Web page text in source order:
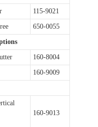
115-9021
650-0055
160-8004
160-9009
160-9013